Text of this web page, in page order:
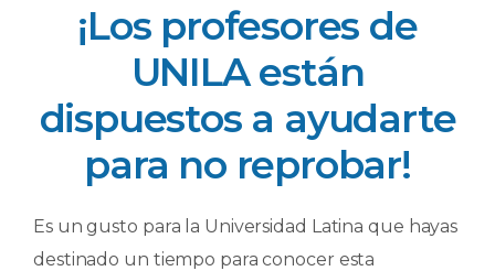
¡Los profesores de
UNILA están
dispuestos a ayudarte
para no reprobar!
Es un gusto para la Universidad Latina que hayas
destinado un tiempo para conocer esta